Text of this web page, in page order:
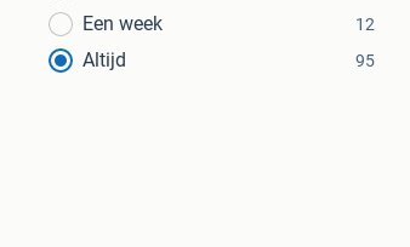
Een week 12
Altijd 95